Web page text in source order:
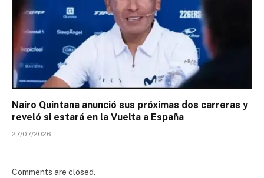
Nairo Quintana anunció sus próximas dos carreras y
reveló si estará en la Vuelta a España
27/07/2026
Comments are closed.